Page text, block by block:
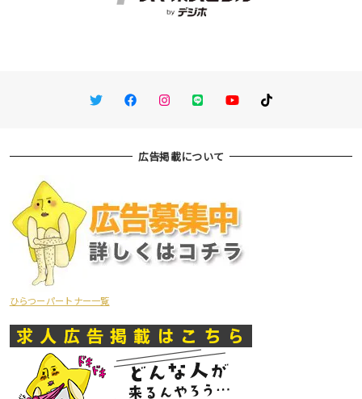
TwitterFacebookInstagram
LINE You TubeTikTok
広告掲載について
ひらつーパートナー一覧